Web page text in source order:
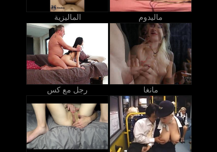
الماليزية ماليدوم
رجل مع كس مانغا